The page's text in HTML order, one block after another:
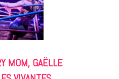
MOM, GAËLLE